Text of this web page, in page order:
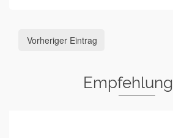
Vorheriger Eintrag